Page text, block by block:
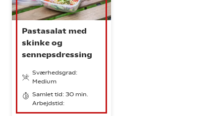
Pastasalat med
skinke og
sennepsdressing
Sværhedsgrad:
Medium
Samlet tid: 30 min.
Arbejdstid: